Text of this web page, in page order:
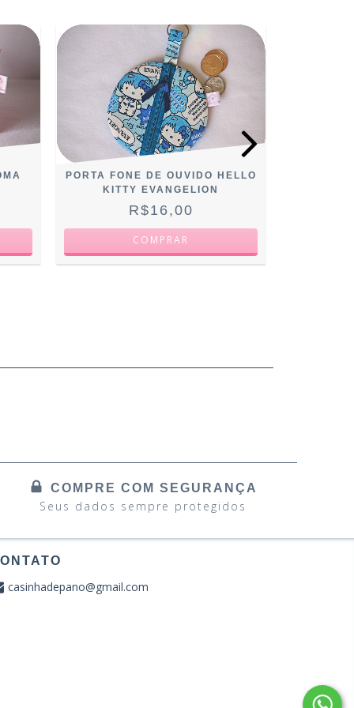
PORTA FONE DE OUVIDO HELLO
KITTY EVANGELION
R$16,00
COMPRE COM SEGURANÇA
Seus dados sempre protegidos
casinhadepano@gmail.com